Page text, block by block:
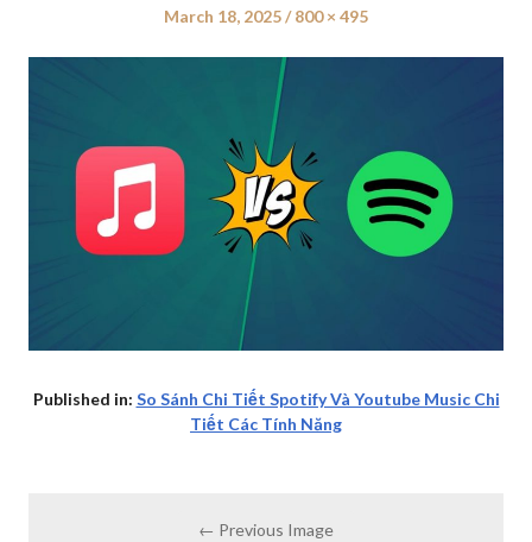
Posted
March 18, 2025
Full
800 × 495
Published in: So Sánh Chi Tiết Spotify Và Youtube Music Chi
Tiết Các Tính Năng
← Previous Image